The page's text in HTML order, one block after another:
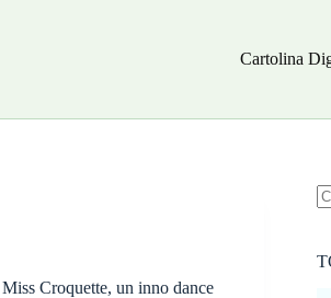
Cartolina
Croquette, un inno dance